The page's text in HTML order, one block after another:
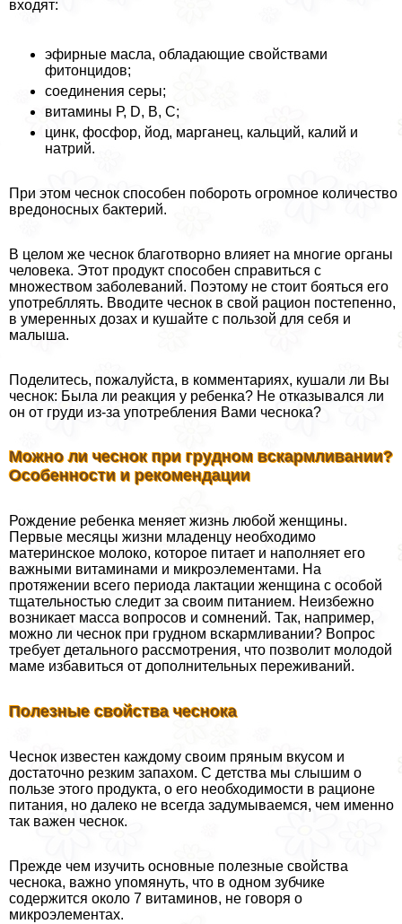
входят:
эфирные масла, обладающие свойствами
фитонцидов;
соединения серы;
витамины Р, D, В, С;
цинк, фосфор, йод, марганец, кальций, калий и
натрий.
При этом чеснок способен побороть огромное количество
вредоносных бактерий.
В целом же чеснок благотворно влияет на многие органы
человека. Этот продукт способен справиться с
множеством заболеваний. Поэтому не стоит бояться его
употрeбллять. Вводите чеснок в свой рацион постепенно,
в умеренных дозах и кушайте с пользой для себя и
малыша.
Поделитесь, пожалуйста, в комментариях, кушали ли Вы
чеснок: Была ли реакция у ребенка? Не отказывался ли
он от гpyди из-за употрeбления Вами чеснока?
Можно ли чеснок при грудном вскармливании?
Особенности и рекомендации
Рождение ребенка меняет жизнь любой женщины.
Первые месяцы жизни младенцу необходимо
материнское молоко, которое питает и наполняет его
важными витаминами и микроэлементами. На
протяжении всего периода лактации женщина с особой
тщательностью следит за своим питанием. Неизбежно
возникает масса вопросов и сомнений. Так, например,
можно ли чеснок при грудном вскармливании? Вопрос
требует детального рассмотрения, что позволит молодой
маме избавиться от дополнительных переживаний.
Полезные свойства чеснока
Чеснок известен каждому своим пряным вкусом и
достаточно резким запахом. С детства мы слышим о
пользе этого продукта, о его необходимости в рационе
питания, но далеко не всегда задумываемся, чем именно
так важен чеснок.
Прежде чем изучить основные полезные свойства
чеснока, важно упомянуть, что в одном зубчике
содержится около 7 витаминов, не говоря о
микроэлементах.